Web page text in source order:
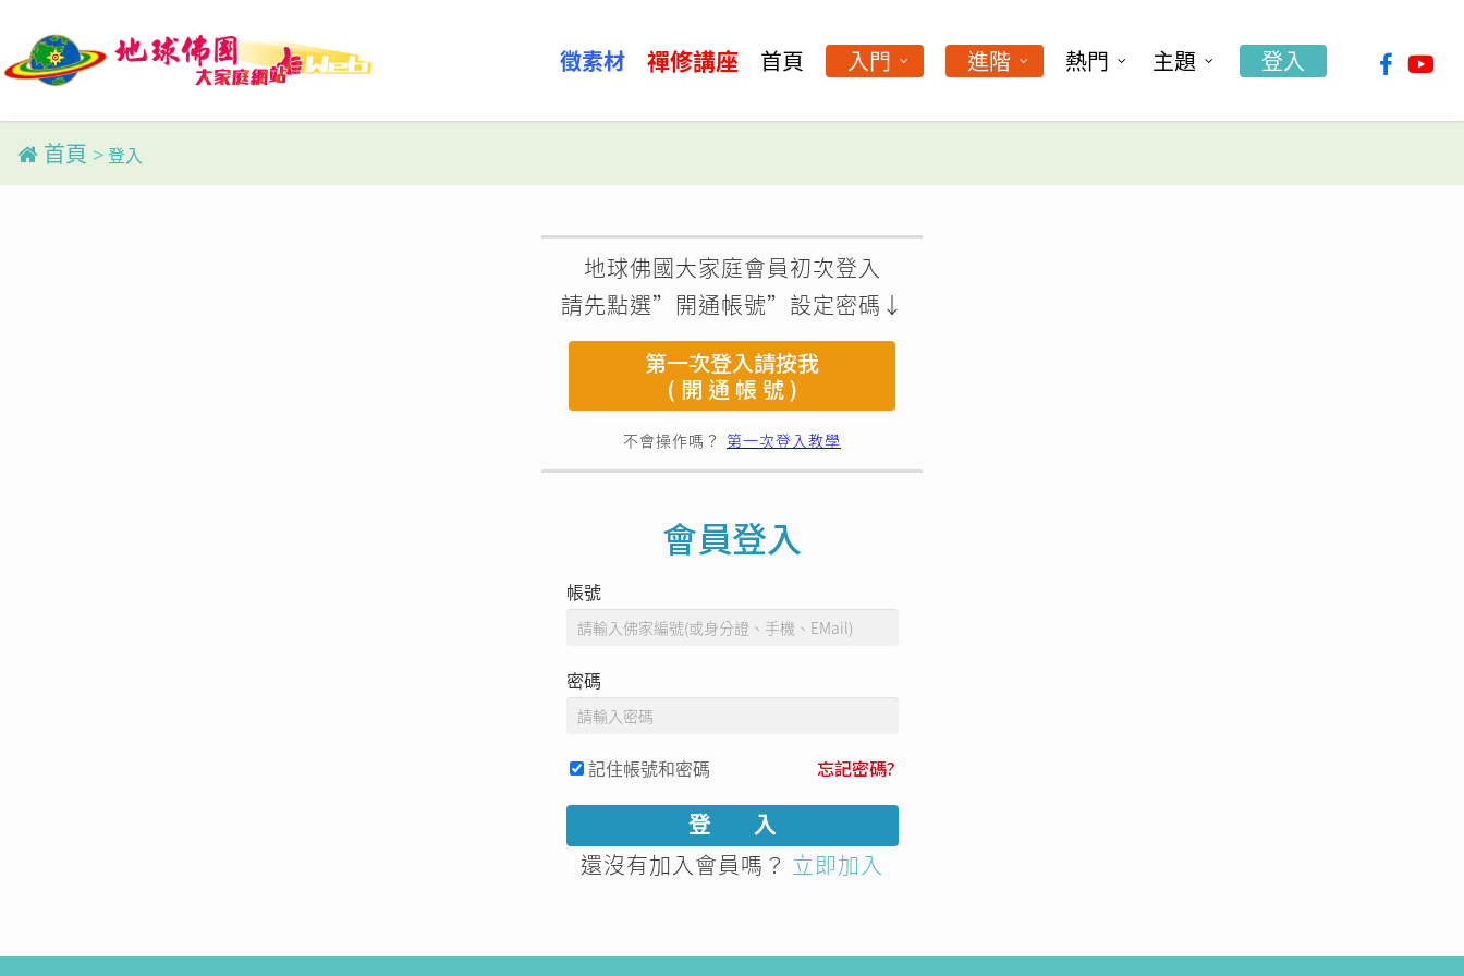
main
content
徵素材 禪修講座 首頁 入門 進階 熱門 主題 登入 facebook
首頁 > 登入
地球佛國大家庭會員初次登入
請先點選”開通帳號”設定密碼↓
第一次登入請按我
( 開 通 帳 號 )
不會操作嗎？ 第一次登入教學
會員登入
帳號
密碼
記住帳號和密碼 忘記密碼?
還沒有加入會員嗎？ 立即加入